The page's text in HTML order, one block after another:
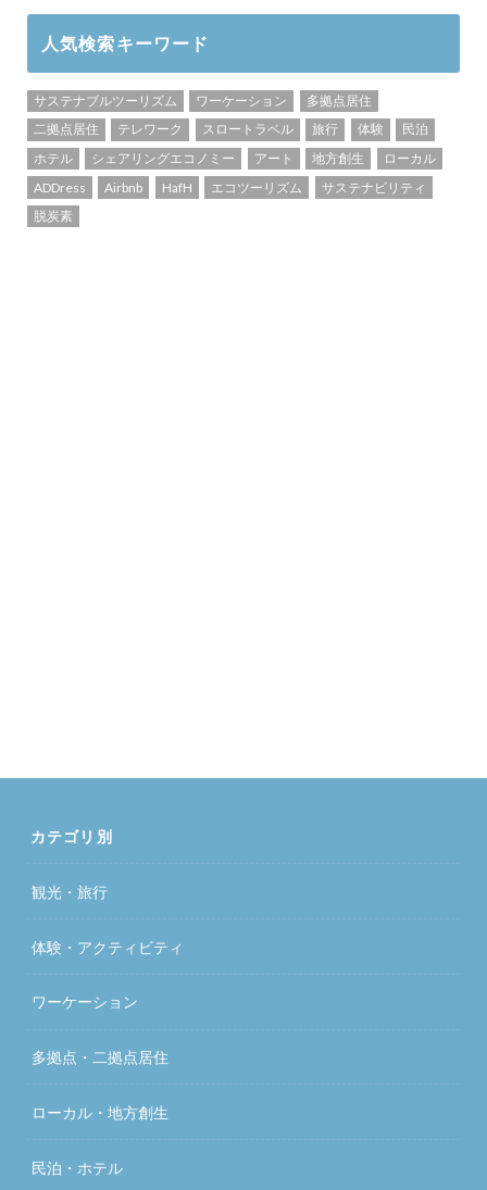
人気検索キーワード
サステナブルツーリズム ワーケーション
多拠点居住
二拠点居住
テレワーク スロートラベル 旅行 体験
民泊
ホテル
シェアリングエコノミー アート 地方創生
ローカル
ADDress
Airbnb HafH エコツーリズム
サステナビリティ
脱炭素
カテゴリ別
観光・旅行
体験・アクティビティ
ワーケーション
多拠点・二拠点居住
ローカル・地方創生
民泊・ホテル